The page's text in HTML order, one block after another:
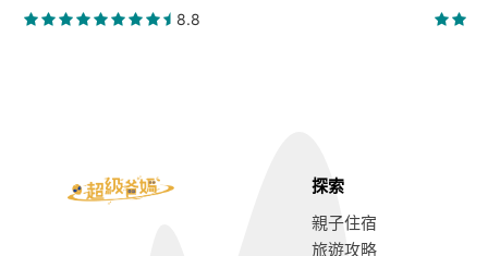
8.8
探索
親子住宿
旅遊攻略